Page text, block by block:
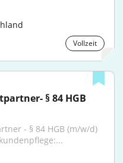
Vollzeit
§ 84 HGB
- § 84 HGB (m/w/d)